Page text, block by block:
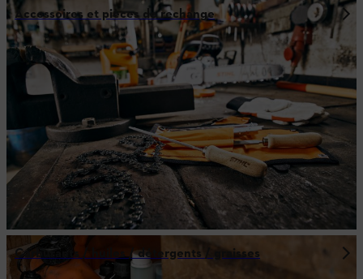
Accessoires et pièces de rechange
Carburants / huiles / détergents / graisses